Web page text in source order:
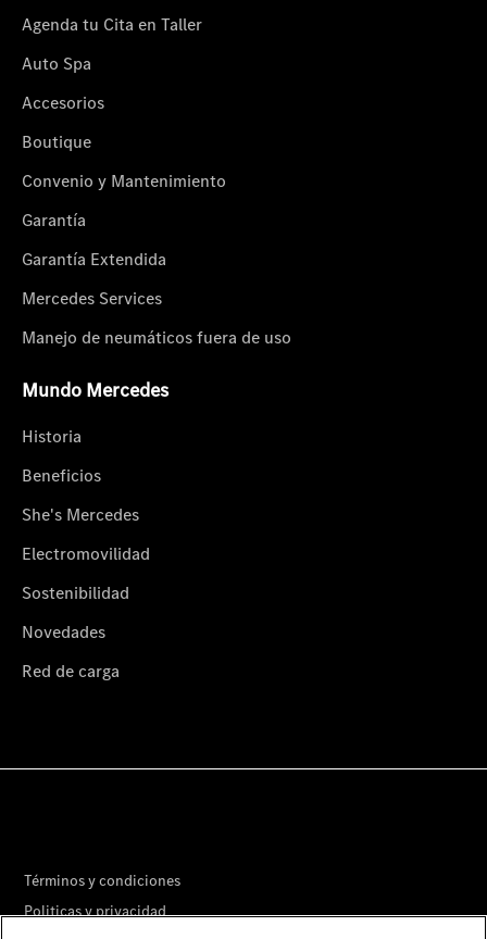
Agenda tu Cita en Taller
Auto Spa
Accesorios
Boutique
Convenio y Mantenimiento
Garantía
Garantía Extendida
Mercedes Services
Manejo de neumáticos fuera de uso
Mundo Mercedes
Historia
Beneficios
She's Mercedes
Electromovilidad
Sostenibilidad
Novedades
Red de carga
Términos y condiciones
Politicas y privacidad